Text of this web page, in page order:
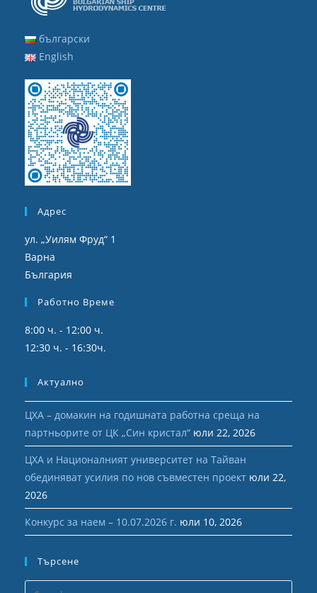
български
English
Адрес
ул. „Уилям Фруд“ 1
Варна
България
Работно Време
8:00 ч. - 12:00 ч.
12:30 ч. - 16:30ч.
Актуално
ЦХА – домакин на годишната работна среща на
партньорите от ЦК „Син кристал“ юли 22, 2026
ЦХА и Националният университет на Тайван
обединяват усилия по нов съвместен проект юли 22,
2026
Конкурс за наем – 10.07.2026 г. юли 10, 2026
Търсене